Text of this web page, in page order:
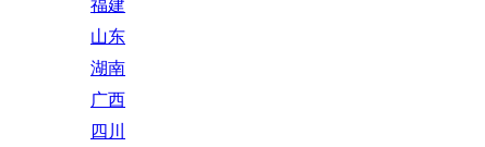
福建
山东
湖南
广西
四川